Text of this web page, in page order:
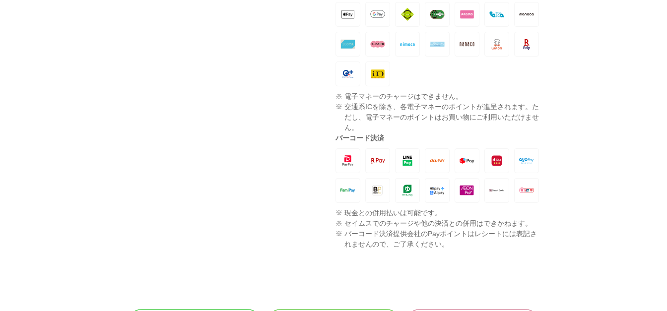
※ 電子マネーのチャージはできません。
※ 交通系ICを除き、各電子マネーのポイントが進呈されます。た
だし、電子マネーのポイントはお買い物にご利用いただけませ
ん。
バーコード決済
※ 現金との併用払いは可能です。
※ セイムスでのチャージや他の決済との併用はできかねます。
※ バーコード決済提供会社のPayポイントはレシートには表記さ
れませんので、ご了承ください。